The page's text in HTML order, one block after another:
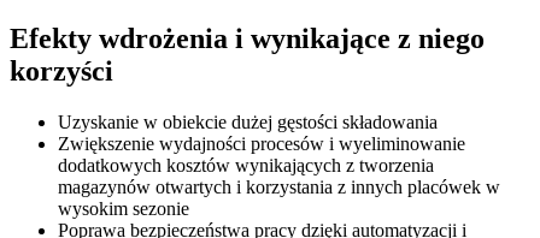
Efekty wdrożenia i wynikające z niego
korzyści
Uzyskanie w obiekcie dużej gęstości składowania
Zwiększenie wydajności procesów i wyeliminowanie
dodatkowych kosztów wynikających z tworzenia
magazynów otwartych i korzystania z innych placówek w
wysokim sezonie
Poprawa bezpieczeństwa pracy dzięki automatyzacji i